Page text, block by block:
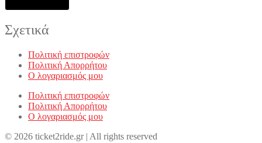
Σχετικά
Πολιτική επιστροφών
Πολιτική Απορρήτου
Ο λογαριασμός μου
Πολιτική επιστροφών
Πολιτική Απορρήτου
Ο λογαριασμός μου
© 2026 ticket2ride.gr | All rights reserved